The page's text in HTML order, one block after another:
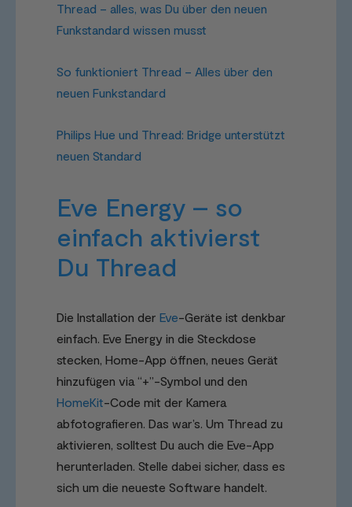
Thread – alles, was Du über den neuen
Funkstandard wissen musst
So funktioniert Thread – Alles über den
neuen Funkstandard
Philips Hue und Thread: Bridge unterstützt
neuen Standard
Eve Energy – so
einfach aktivierst
Du Thread
Die Installation der Eve-Geräte ist denkbar
einfach. Eve Energy in die Steckdose
stecken, Home-App öffnen, neues Gerät
hinzufügen via “+”-Symbol und den
HomeKit-Code mit der Kamera
abfotografieren. Das war’s. Um Thread zu
aktivieren, solltest Du auch die Eve-App
herunterladen. Stelle dabei sicher, dass es
sich um die neueste Software handelt.